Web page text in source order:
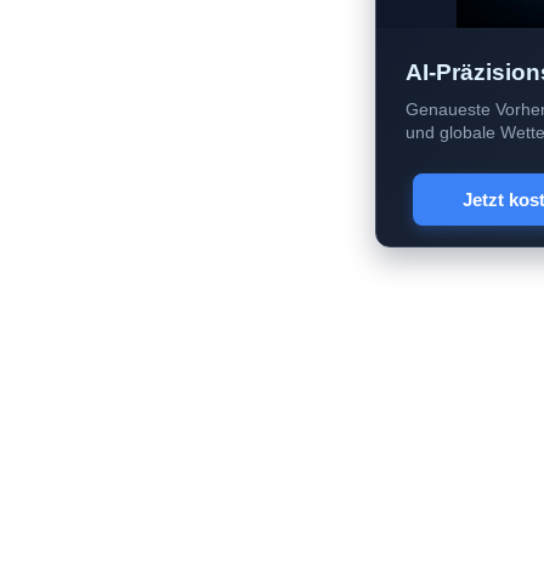
AI-
Genaueste
und globale
Jetzt